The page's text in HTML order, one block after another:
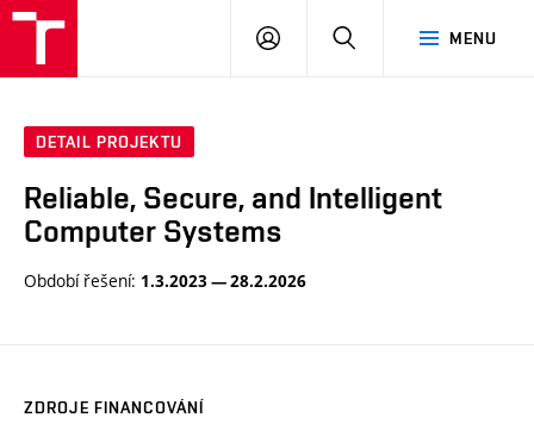
MENU
PŘIHLÁSIT
DETAIL PROJEKTU
Reliable, Secure, and Intelligent
Computer Systems
Období řešení: 1.3.2023 — 28.2.2026
ZDROJE FINANCOVÁNÍ